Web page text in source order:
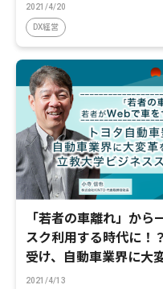
2021/4/20
DX経営
「若者の車離れ」か
スク利用する時代に！
受け、自動車業界に大
立教大学ビジネススク
2021/4/13